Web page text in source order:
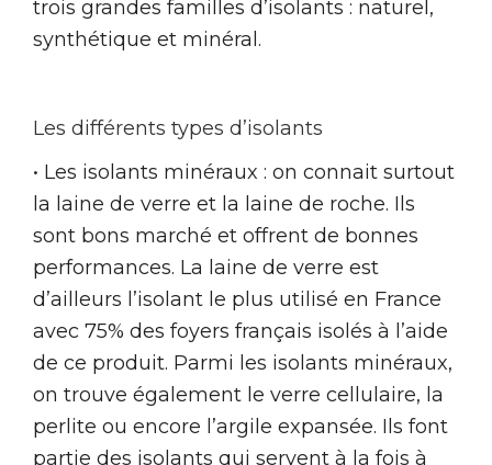
trois grandes familles d’isolants : naturel,
synthétique et minéral.
Les différents types d’isolants
• Les isolants minéraux : on connait surtout
la laine de verre et la laine de roche. Ils
sont bons marché et offrent de bonnes
performances. La laine de verre est
d’ailleurs l’isolant le plus utilisé en France
avec 75% des foyers français isolés à l’aide
de ce produit. Parmi les isolants minéraux,
on trouve également le verre cellulaire, la
perlite ou encore l’argile expansée. Ils font
partie des isolants qui servent à la fois à